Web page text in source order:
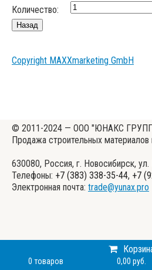
Количество:
Copyright MAXXmarketing GmbH
0 товаров 0,00 руб.
© 2011-2024 — ООО "ЮНАКС
Продажа строительных
630080, Россия, г. Новосибирск,
Телефоны: +7 (383) 338-35-44, +7
Электронная почта: trade@yunax.pro